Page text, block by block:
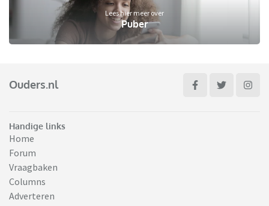
Lees hier meer over
Puber
Ouders.nl
Handige links
Home
Forum
Vraagbaken
Columns
Adverteren